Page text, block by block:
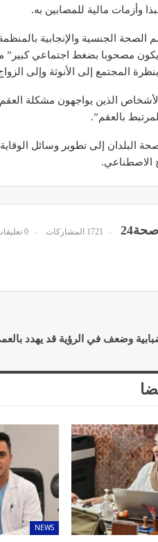
وأزمات مالية للمصابين به.
الجنسية والإنجابية
مصحوبا بضغط اجتماعي كبير”
المجتمع إلى الأنوثة وإلى
الذين يواجهون مشكلة العقم
بالعقم”.
البلدان إلى تطوير وسائل
الاصطناعي.
صحة24 1721 المشاركات 0 تعليقات
ضبابية وضعف في الرؤية قد يهدد
NEWS
مصحة الأخوين بالصويرة
وتجهيزات حديثة وجد